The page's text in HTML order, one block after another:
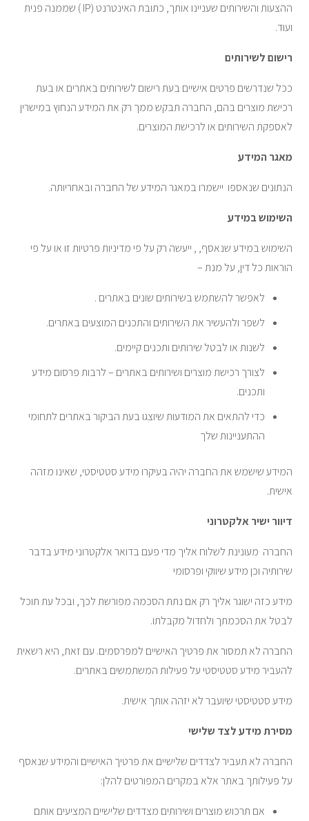
ההצעות והשירותים שעניינו אותך, כתובת האינטרנט (IP ) שממנה פנית
ועוד.
רישום לשירותים
ככל שנדרשים פרטים אישיים בעת רישום לשירותים באתרים או בעת
רכישת מוצרים בהם, החברה תבקש ממך רק את המידע הנחוץ במישרין
לאספקת השירותים או לרכישת המוצרים.
מאגר המידע
הנתונים שנאספו יישמרו במאגר המידע של החברה ובאחריותה.
השימוש במידע
השימוש במידע שנאסף, , ייעשה רק על פי מדיניות פרטיות זו או על פי
הוראות כל דין, על מנת –
לאפשר להשתמש בשירותים שונים באתרים .
לשפר ולהעשיר את השירותים והתכנים המוצעים באתרים.
לשנות או לבטל שירותים ותכנים קיימים.
לצורך רכישת מוצרים ושירותים באתרים – לרבות פרסום מידע
ותכנים.
כדי להתאים את המודעות שיוצגו בעת הביקור באתרים לתחומי
ההתעניינות שלך
המידע שישמש את החברה יהיה בעיקרו מידע סטטיסטי, שאינו מזהה
אישית.
דיוור ישיר אלקטרוני
החברה מעונינת לשלוח אליך מדי פעם בדואר אלקטרוני מידע בדבר
שירותיה וכן מידע שיווקי ופרסומי
מידע כזה ישוגר אליך רק אם נתת הסכמה מפורשת לכך, ובכל עת תוכל
לבטל את הסכמתך ולחדול מקבלתו.
החברה לא תמסור את פרטיך האישיים למפרסמים. עם זאת, היא רשאית
להעביר מידע סטטיסטי על פעילות המשתמשים באתרים.
מידע סטטיסטי שיועבר לא יזהה אותך אישית.
מסירת מידע לצד שלישי
החברה לא תעביר לצדדים שלישיים את פרטיך האישיים והמידע שנאסף
על פעילותך באתר אלא במקרים המפורטים להלן:
אם תרכוש מוצרים ושירותים מצדדים שלישיים המציעים אותם